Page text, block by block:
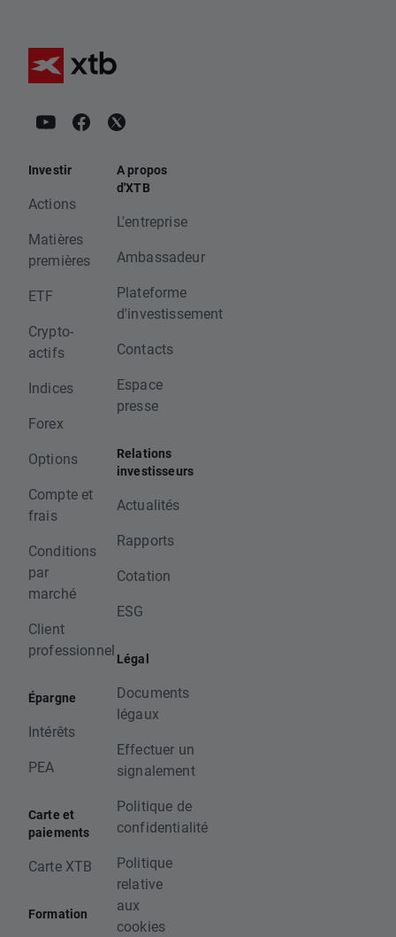
Investir
Actions
Matières
premières
ETF
Crypto-
actifs
Indices
Forex
Options
Compte et
frais
Conditions
par
marché
Client
professionnel
Épargne
Intérêts
PEA
Carte et
paiements
Carte XTB
Formation
A propos
d'XTB
L'entreprise
Ambassadeur
Plateforme
d'investissement
Contacts
Espace
presse
Relations
investisseurs
Actualités
Rapports
Cotation
ESG
Légal
Documents
légaux
Effectuer un
signalement
Politique de
confidentialité
Politique
relative
aux
cookies